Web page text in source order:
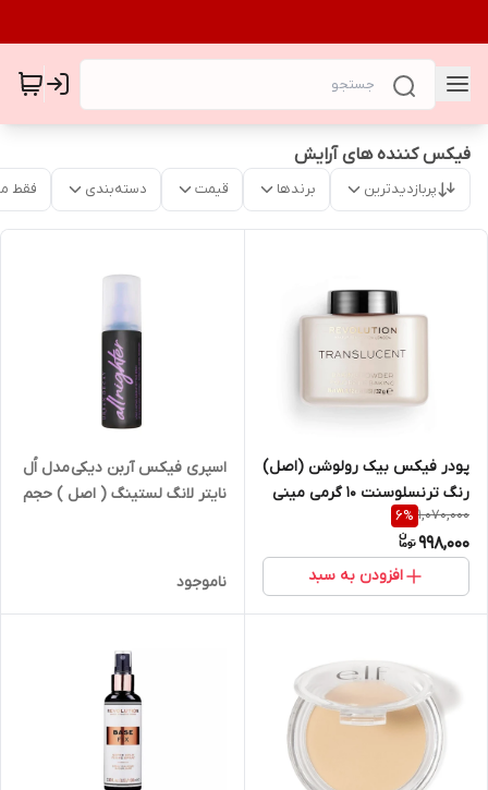
فیکس کننده های آرایش
پربازدیدترین برندها قیمت دسته‌بندی فقط
پودر فیکس بیک رولوشن (اصل)
رنگ ترنسلوسنت ۱۰ گرمی مینی
1,070,000
6%
998,000
افزودن به سبد
اسپری فیکس آربن دیکی مدل اُل
نایتر لانگ لستینگ ( اصل ) حجم
Spray
ناموجود